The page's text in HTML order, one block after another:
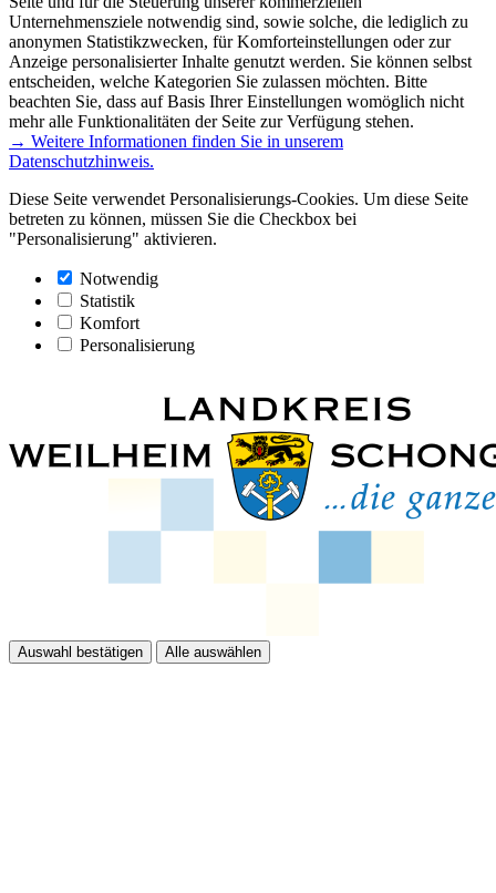
Unternehmensziele notwendig sind, sowie solche, die lediglich zu
anonymen Statistikzwecken, für Komforteinstellungen oder zur
Anzeige personalisierter Inhalte genutzt werden. Sie können selbst
entscheiden, welche Kategorien Sie zulassen möchten. Bitte
beachten Sie, dass auf Basis Ihrer Einstellungen womöglich nicht
mehr alle Funktionalitäten der Seite zur Verfügung stehen.
→ Weitere Informationen finden Sie in unserem
Datenschutzhinweis.
Diese Seite verwendet Personalisierungs-Cookies. Um diese Seite
betreten zu können, müssen Sie die Checkbox bei
"Personalisierung" aktivieren.
Notwendig
Statistik
Komfort
Personalisierung
Auswahl bestätigen Alle auswählen